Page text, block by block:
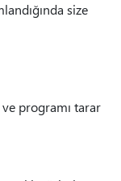
size
ve programı tarar